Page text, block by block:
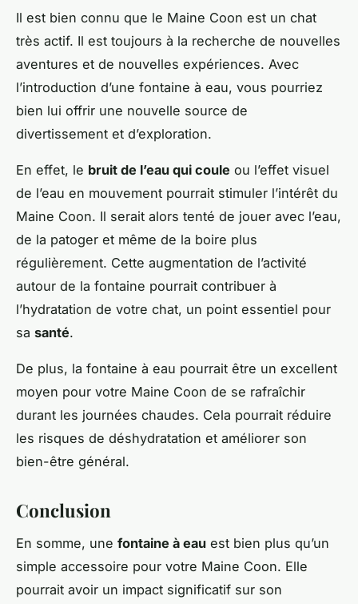
Il est bien connu que le Maine Coon est un chat
très actif. Il est toujours à la recherche de nouvelles
aventures et de nouvelles expériences. Avec
l’introduction d’une fontaine à eau, vous pourriez
bien lui offrir une nouvelle source de
divertissement et d’exploration.
En effet, le bruit de l’eau qui coule ou l’effet visuel
de l’eau en mouvement pourrait stimuler l’intérêt du
Maine Coon. Il serait alors tenté de jouer avec l’eau,
de la patoger et même de la boire plus
régulièrement. Cette augmentation de l’activité
autour de la fontaine pourrait contribuer à
l’hydratation de votre chat, un point essentiel pour
sa santé.
De plus, la fontaine à eau pourrait être un excellent
moyen pour votre Maine Coon de se rafraîchir
durant les journées chaudes. Cela pourrait réduire
les risques de déshydratation et améliorer son
bien-être général.
Conclusion
En somme, une fontaine à eau est bien plus qu’un
simple accessoire pour votre Maine Coon. Elle
pourrait avoir un impact significatif sur son